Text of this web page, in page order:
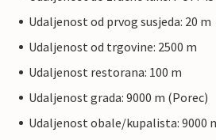
Udaljenost od prvog susjeda: 20 m
Udaljenost od trgovine: 2500 m
Udaljenost restorana: 100 m
Udaljenost grada: 9000 m (Porec)
Udaljenost obale/kupalista: 9000